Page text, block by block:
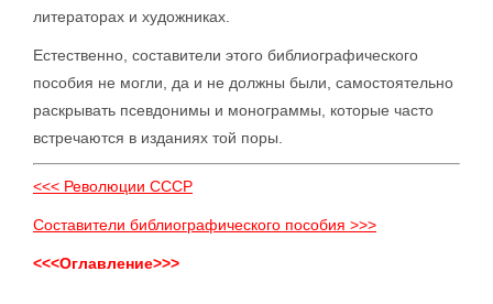
литераторах и художниках.
Естественно, составители этого библиографического
пособия не могли, да и не должны были, самостоятельно
раскрывать псевдонимы и монограммы, которые часто
встречаются в изданиях той поры.
<<< Революции СССР
Составители библиографического пособия >>>
<<<Оглавление>>>